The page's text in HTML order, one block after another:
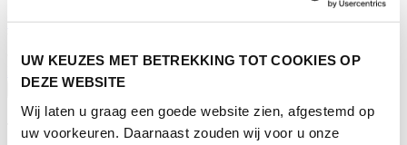
UW KEUZES MET BETREKKING TOT COOKIES OP
DEZE WEBSITE
Wij laten u graag een goede website zien, afgestemd op
uw voorkeuren. Daarnaast zouden wij voor u onze
Horecava Social Media
Bezoeken
Thema's Horecava